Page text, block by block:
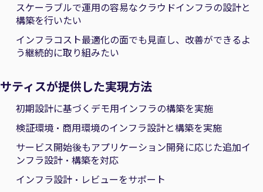
スケーラブルで運用の容易なクラウドインフラの設計と
構築を行いたい
インフラコスト最適化の面でも見直し、改善ができるよ
う継続的に取り組みたい
サティスが提供した実現方法
初期設計に基づくデモ用インフラの構築を実施
検証環境・商用環境のインフラ設計と構築を実施
サービス開始後もアプリケーション開発に応じた追加イ
ンフラ設計・構築を対応
インフラ設計・レビューをサポート